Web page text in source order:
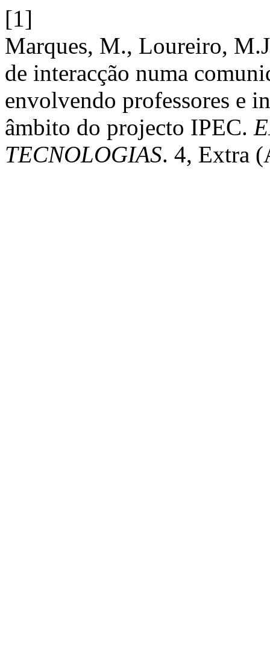
[1]
Marques, M., Loureiro,
de interacção numa
envolvendo professores e
âmbito do projecto IPEC.
TECNOLOGIAS. 4, Extra